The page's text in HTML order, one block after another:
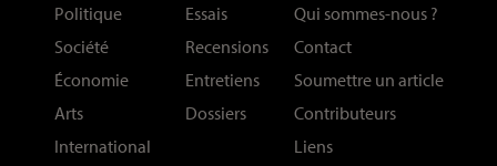
Politique
Société
Économie
Arts
International
Essais
Recensions
Entretiens
Dossiers
Qui sommes-nous ?
Contact
Soumettre un article
Contributeurs
Liens